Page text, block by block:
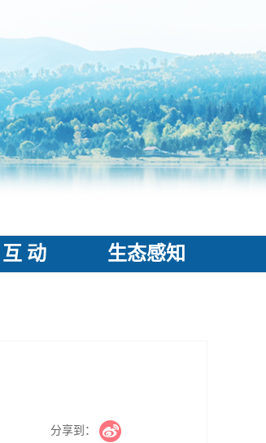
互 动 生态感知
分享到：